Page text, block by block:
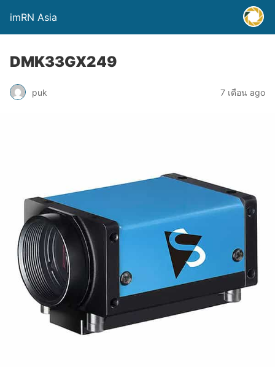
imRN Asia
DMK33GX249
puk 7 เดือน ago